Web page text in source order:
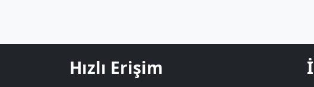
Hızlı Erişim